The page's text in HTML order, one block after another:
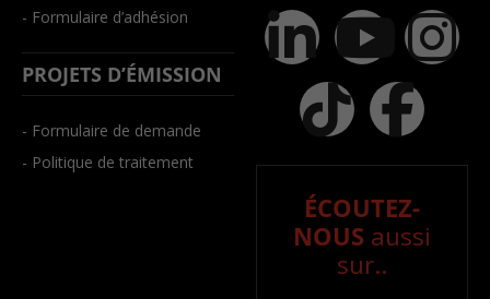
- Formulaire d’adhésion
PROJETS D’ÉMISSION
- Formulaire de demande
- Politique de traitement
ÉCOUTEZ-
NOUS aussi
sur..